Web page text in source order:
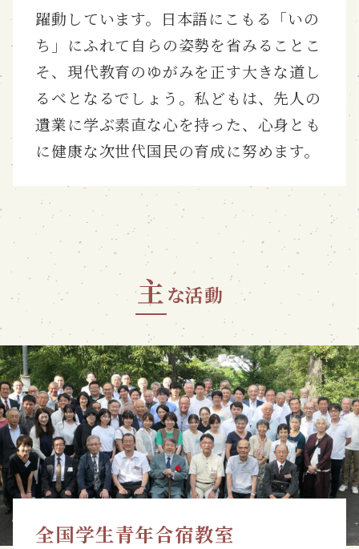
躍動しています。日本語にこもる「いの
ち」にふれて自らの姿勢を省みることこ
そ、現代教育のゆがみを正す大きな道し
るべとなるでしょう。私どもは、先人の
遺業に学ぶ素直な心を持った、心身とも
に健康な次世代国民の育成に努めます。
主 な活動
全国学生青年合宿教室